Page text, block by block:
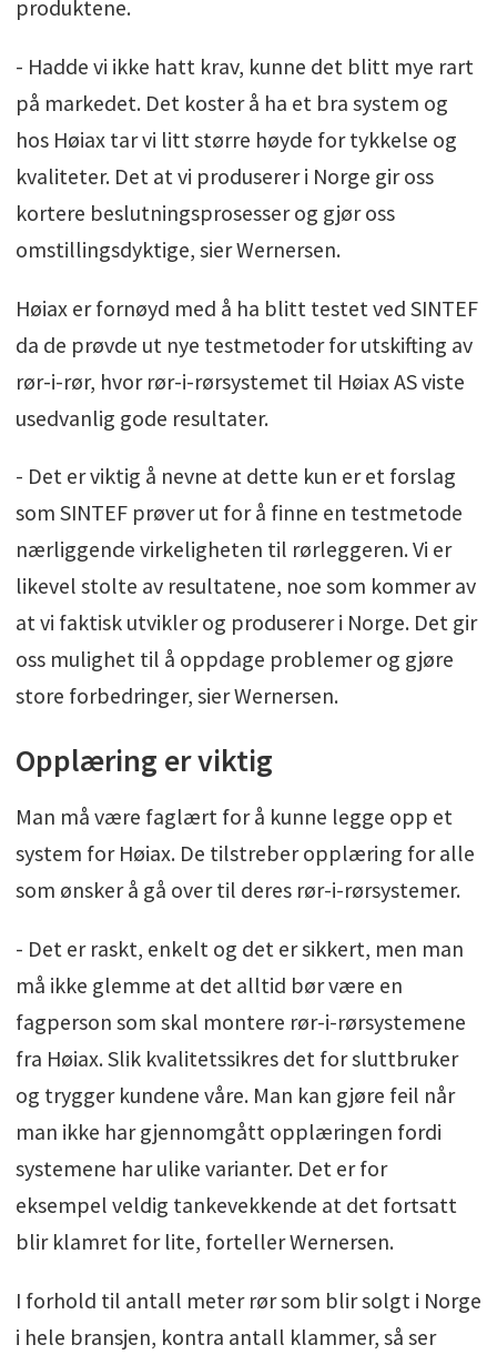
produktene.
- Hadde vi ikke hatt krav, kunne det blitt mye rart
på markedet. Det koster å ha et bra system og
hos Høiax tar vi litt større høyde for tykkelse og
kvaliteter. Det at vi produserer i Norge gir oss
kortere beslutningsprosesser og gjør oss
omstillingsdyktige, sier Wernersen.
Høiax er fornøyd med å ha blitt testet ved SINTEF
da de prøvde ut nye testmetoder for utskifting av
rør-i-rør, hvor rør-i-rørsystemet til Høiax AS viste
usedvanlig gode resultater.
- Det er viktig å nevne at dette kun er et forslag
som SINTEF prøver ut for å finne en testmetode
nærliggende virkeligheten til rørleggeren. Vi er
likevel stolte av resultatene, noe som kommer av
at vi faktisk utvikler og produserer i Norge. Det gir
oss mulighet til å oppdage problemer og gjøre
store forbedringer, sier Wernersen.
Opplæring er viktig
Man må være faglært for å kunne legge opp et
system for Høiax. De tilstreber opplæring for alle
som ønsker å gå over til deres rør-i-rørsystemer.
- Det er raskt, enkelt og det er sikkert, men man
må ikke glemme at det alltid bør være en
fagperson som skal montere rør-i-rørsystemene
fra Høiax. Slik kvalitetssikres det for sluttbruker
og trygger kundene våre. Man kan gjøre feil når
man ikke har gjennomgått opplæringen fordi
systemene har ulike varianter. Det er for
eksempel veldig tankevekkende at det fortsatt
blir klamret for lite, forteller Wernersen.
I forhold til antall meter rør som blir solgt i Norge
i hele bransjen, kontra antall klammer, så ser